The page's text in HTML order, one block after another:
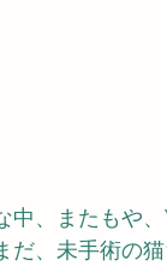
中、またもや
だ、未手術の